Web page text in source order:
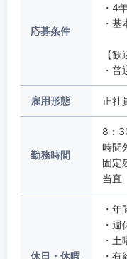
応募条件
・4
・
【歓
・
雇用形態 正社
勤務時間
8：
時間
固
当
休日・休暇
・
・週
・
・